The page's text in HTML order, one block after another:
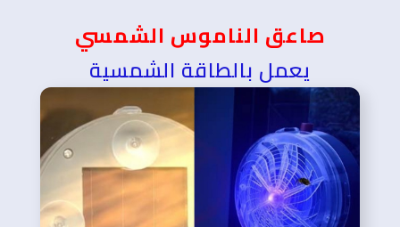
صاعق الناموس الشمسي
يعمل بالطاقة الشمسية